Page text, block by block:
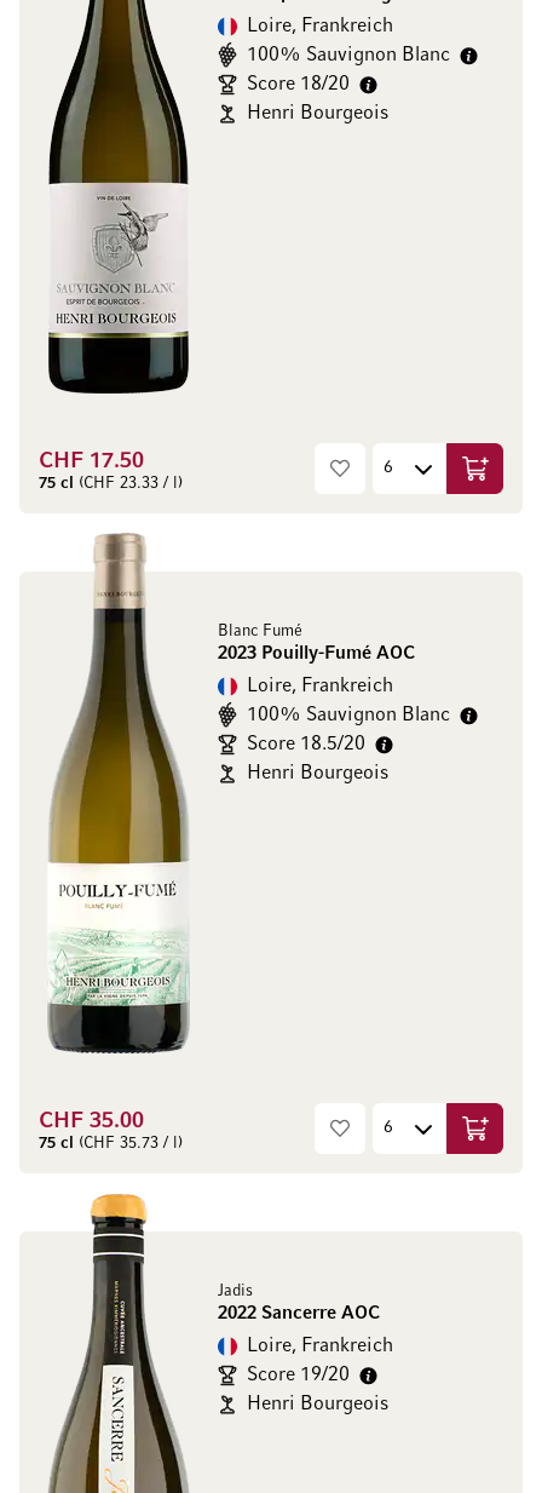
Loire, Frankreich
100% Sauvignon Blanc
Score 18/20
Henri Bourgeois
CHF 17.50
75 cl (CHF 23.33 / l) In den
Blanc Fumé
2023 Pouilly-Fumé AOC
Loire, Frankreich
100% Sauvignon Blanc
Score 18.5/20
Henri Bourgeois
CHF 35.00
75 cl (CHF 35.73 / l) In den
Jadis
2022 Sancerre AOC
Loire, Frankreich
Score 19/20
Henri Bourgeois